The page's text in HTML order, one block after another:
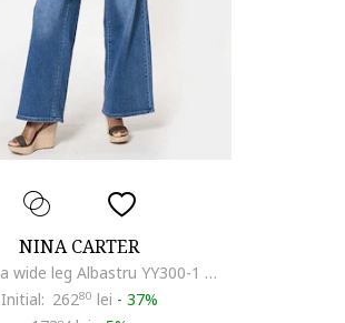
NINA CARTER
Blugi dama wide leg Albastru YY300-1 M10 19623, Albastru
Initial: 26280 lei - 37%